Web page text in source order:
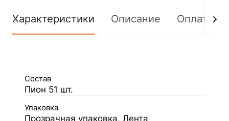
Характеристики Описание Оплата
Состав
Пион 51 шт.
Упаковка
Прозрачная упаковка, Лента